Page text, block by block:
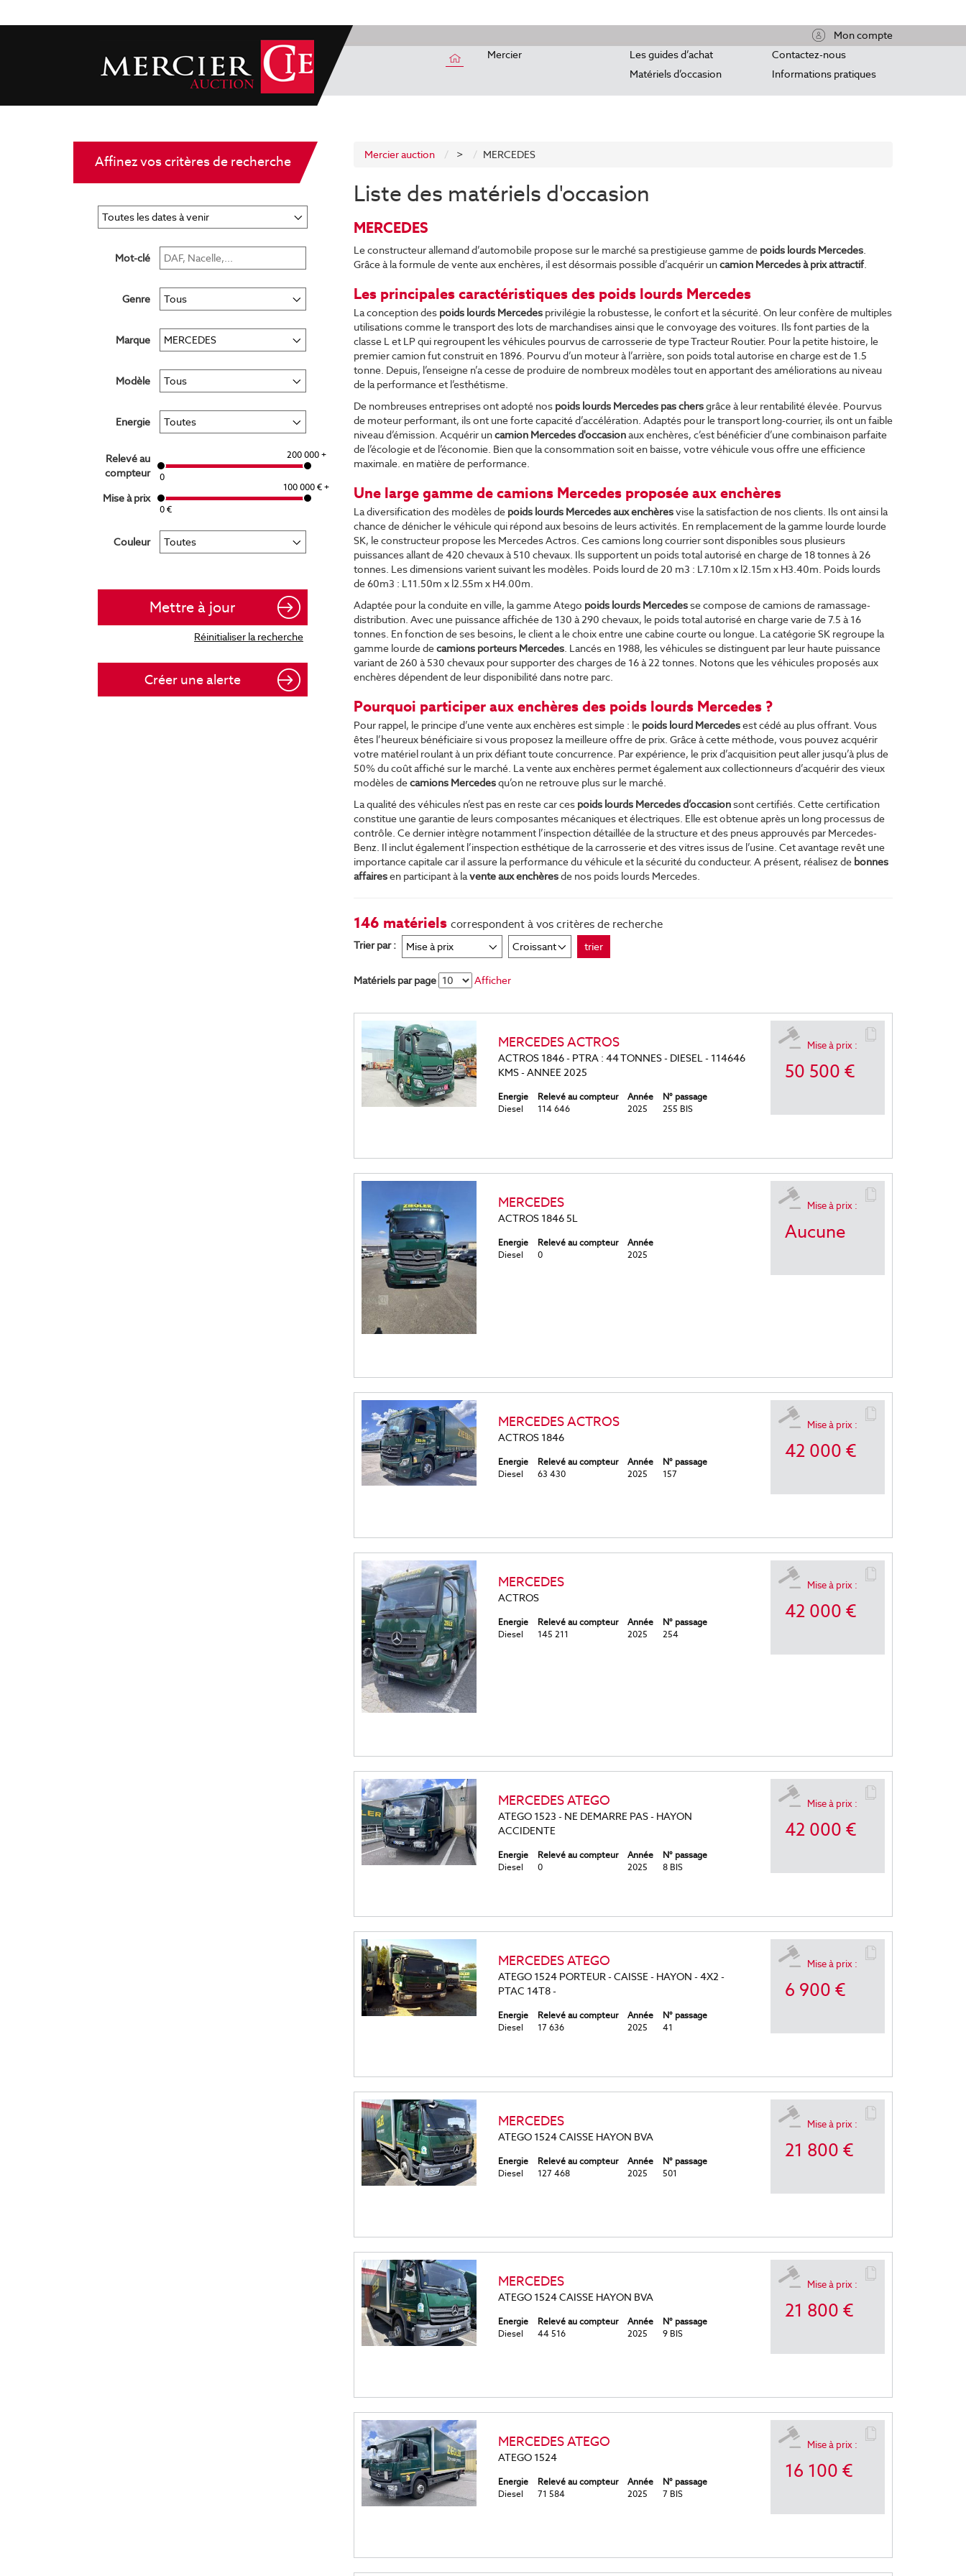
Mon compte
Mercier
Les guides d’achat
Contactez-nous
Matériels d’occasion
Informations pratiques
Affinez vos critères de recherche
Mot-clé
Genre
Marque
Modèle
Energie
Relevé au
compteur
0
200 000 +
Mise à prix
0 €
100 000 € +
Couleur
Créer une alerte
Mercier auction > MERCEDES
Liste des matériels d'occasion
MERCEDES
Le constructeur allemand d’automobile propose sur le marché sa prestigieuse gamme de poids lourds Mercedes.
Grâce à la formule de vente aux enchères, il est désormais possible d’acquérir uncamion Mercedes à prix attractif.
Les principales caractéristiques des poids lourds Mercedes
La conception des poids lourds Mercedes privilégie la robustesse, le confort et la sécurité. On leur confère de multiples
utilisations comme le transport des lots de marchandises ainsi que le convoyage des voitures. Ils font parties de la
classe L et LP qui regroupent les véhicules pourvus de carrosserie de type Tracteur Routier. Pour la petite histoire, le
premier camion fut construit en 1896. Pourvu d’un moteur à l’arrière, son poids total autorise en charge est de 1.5
tonne. Depuis, l’enseigne n’a cesse de produire de nombreux modèles tout en apportant des améliorations au niveau
de la performance et l’esthétisme.
De nombreuses entreprises ont adopté nos poids lourds Mercedes pas chersgrâce à leur rentabilité élevée. Pourvus
de moteur performant, ils ont une forte capacité d’accélération. Adaptés pour le transport long-courrier, ils ont un faible
niveau d’émission. Acquérir uncamion Mercedes d'occasionaux enchères, c’est bénéficier d’une combinaison parfaite
de l’écologie et de l’économie. Bien que la consommation soit en baisse, votre véhicule vous offre une efficience
maximale. en matière de performance.
Une large gamme de camions Mercedes proposée aux enchères
La diversification des modèles de poids lourds Mercedes aux enchèresvise la satisfaction de nos clients. Ils ont ainsi la
chance de dénicher le véhicule qui répond aux besoins de leurs activités. En remplacement de la gamme lourde lourde
SK, le constructeur propose les Mercedes Actros. Ces camions long courrier sont disponibles sous plusieurs
puissances allant de 420 chevaux à 510 chevaux. Ils supportent un poids total autorisé en charge de 18 tonnes à 26
tonnes. Les dimensions varient suivant les modèles. Poids lourd de 20 m3 : L7.10m x l2.15m x H3.40m. Poids lourds
de 60m3 : L11.50m x l2.55m x H4.00m.
Adaptée pour la conduite en ville, la gamme Atego poids lourds Mercedesse compose de camions de ramassage-
distribution. Avec une puissance affichée de 130 à 290 chevaux, le poids total autorisé en charge varie de 7.5 à 16
tonnes. En fonction de ses besoins, le client a le choix entre une cabine courte ou longue. La catégorie SK regroupe la
gamme lourde decamions porteurs Mercedes. Lancés en 1988, les véhicules se distinguent par leur haute puissance
variant de 260 à 530 chevaux pour supporter des charges de 16 à 22 tonnes. Notons que les véhicules proposés aux
enchères dépendent de leur disponibilité dans notre parc.
Pourquoi participer aux enchères des poids lourds Mercedes ?
Pour rappel, le principe d’une vente aux enchères est simple : le poids lourd Mercedesest cédé au plus offrant. Vous
êtes l’heureux bénéficiaire si vous proposez la meilleure offre de prix. Grâce à cette méthode, vous pouvez acquérir
votre matériel roulant à un prix défiant toute concurrence. Par expérience, le prix d’acquisition peut aller jusqu’à plus de
50% du coût affiché sur le marché. La vente aux enchères permet également aux collectionneurs d’acquérir des vieux
modèles decamions Mercedesqu’on ne retrouve plus sur le marché.
La qualité des véhicules n’est pas en reste car ces poids lourds Mercedes d’occasionsont certifiés. Cette certification
constitue une garantie de leurs composantes mécaniques et électriques. Elle est obtenue après un long processus de
contrôle. Ce dernier intègre notamment l’inspection détaillée de la structure et des pneus approuvés par Mercedes-
Benz. Il inclut également l’inspection esthétique de la carrosserie et des vitres issus de l’usine. Cet avantage revêt une
importance capitale car il assure la performance du véhicule et la sécurité du conducteur. A présent, réalisez de bonnes
affairesen participant à lavente aux enchèresde nos poids lourds Mercedes.
146 matériels correspondent à vos critères de recherche
Trier par : trier
Matériels par page Afficher
MERCEDES ACTROS
ACTROS 1846 - PTRA : 44 TONNES - DIESEL - 114646
KMS - ANNEE 2025
Energie
Diesel
Relevé au compteur
114 646
Année
2025
N° passage
255 BIS
Mise à prix :
50 500 €
MERCEDES
ACTROS 1846 5L
Energie
Diesel
Relevé au compteur
0
Année
2025
Mise à prix :
Aucune
MERCEDES ACTROS
ACTROS 1846
Energie
Diesel
Relevé au compteur
63 430
Année
2025
N° passage
157
Mise à prix :
42 000 €
MERCEDES
ACTROS
Energie
Diesel
Relevé au compteur
145 211
Année
2025
N° passage
254
Mise à prix :
42 000 €
MERCEDES ATEGO
ATEGO 1523 - NE DEMARRE PAS - HAYON
ACCIDENTE
Energie
Diesel
Relevé au compteur
0
Année
2025
N° passage
8 BIS
Mise à prix :
42 000 €
MERCEDES ATEGO
ATEGO 1524 PORTEUR - CAISSE - HAYON - 4X2 -
PTAC 14T8 -
Energie
Diesel
Relevé au compteur
17 636
Année
2025
N° passage
41
Mise à prix :
6 900 €
MERCEDES
ATEGO 1524 CAISSE HAYON BVA
Energie
Diesel
Relevé au compteur
127 468
Année
2025
N° passage
501
Mise à prix :
21 800 €
MERCEDES
ATEGO 1524 CAISSE HAYON BVA
Energie
Diesel
Relevé au compteur
44 516
Année
2025
N° passage
9 BIS
Mise à prix :
21 800 €
MERCEDES ATEGO
ATEGO 1524
Energie
Diesel
Relevé au compteur
71 584
Année
2025
N° passage
7 BIS
Mise à prix :
16 100 €